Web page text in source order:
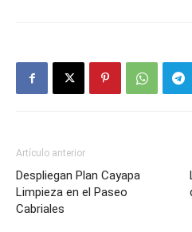
Artículo anterior
Despliegan Plan Cayapa
Limpieza en el Paseo
Cabriales